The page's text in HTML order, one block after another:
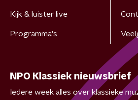
Kijk & luister live
Programma's
NPO Klassiek nieuwsbrief
Iedere week alles over klassieke